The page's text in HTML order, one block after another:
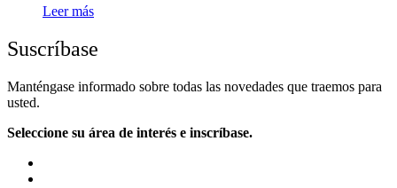
Leer más
Suscríbase
Manténgase informado sobre todas las novedades que traemos para
usted.
Seleccione su área de interés e inscríbase.